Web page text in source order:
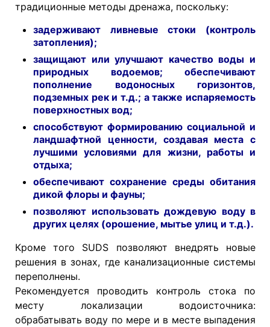
традиционные методы дренажа, поскольку:
задерживают ливневые стоки (контроль
затопления);
защищают или улучшают качество воды и
природных водоемов; обеспечивают
пополнение водоносных горизонтов,
подземных рек и т.д.; а также испаряемость
поверхностных вод;
способствуют формированию социальной и
ландшафтной ценности, создавая места с
лучшими условиями для жизни, работы и
отдыха;
обеспечивают сохранение среды обитания
дикой флоры и фауны;
позволяют использовать дождевую воду в
других целях (орошение, мытье улиц и т.д.).
Кроме того SUDS позволяют внедрять новые
решения в зонах, где канализационные системы
переполнены.
Рекомендуется проводить контроль стока по
месту локализации водоисточника:
обрабатывать воду по мере и в месте выпадения